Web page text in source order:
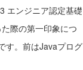
エンジニア認定基礎
際の第一印象につ
す。前はJavaプログ